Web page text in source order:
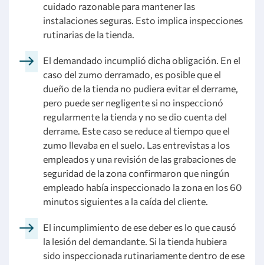
cuidado razonable para mantener las
instalaciones seguras. Esto implica inspecciones
rutinarias de la tienda.
El demandado incumplió dicha obligación. En el
caso del zumo derramado, es posible que el
dueño de la tienda no pudiera evitar el derrame,
pero puede ser negligente si no inspeccionó
regularmente la tienda y no se dio cuenta del
derrame. Este caso se reduce al tiempo que el
zumo llevaba en el suelo. Las entrevistas a los
empleados y una revisión de las grabaciones de
seguridad de la zona confirmaron que ningún
empleado había inspeccionado la zona en los 60
minutos siguientes a la caída del cliente.
El incumplimiento de ese deber es lo que causó
la lesión del demandante. Si la tienda hubiera
sido inspeccionada rutinariamente dentro de ese